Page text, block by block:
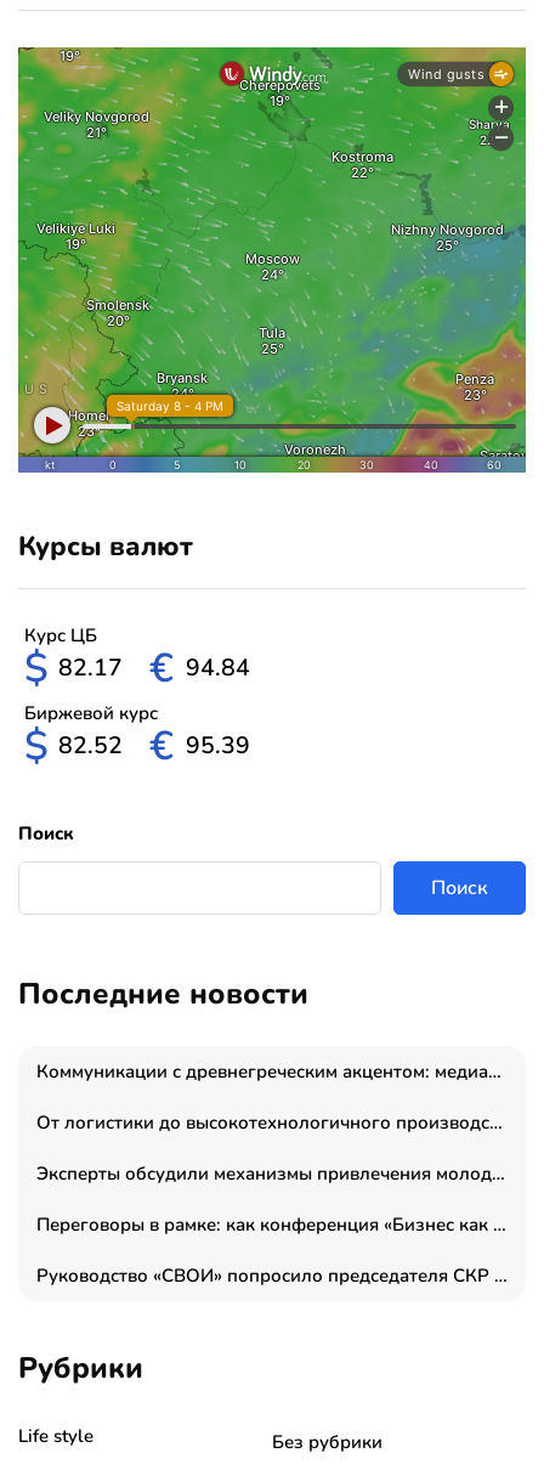
Курсы валют
Курс ЦБ
$ 82.17 € 94.84
Биржевой курс
$ 82.52 € 95.39
Поиск
Поиск
Последние новости
Коммуникации с древнегреческим акцентом: медиаменеджер и журналист Владимир Дергачев запустил коммуникационное агентство «Сократ 2.0»
От логистики до высокотехнологичного производства: как основатель “гагаринга” выстраивает экосистему безопасности и гражданских БПЛА
Эксперты обсудили механизмы привлечения молодых специалистов в промышленные города
Переговоры в рамке: как конференция «Бизнес как искусство» переформатирует деловой этикет в стенах ТПП РФ
Руководство «СВОИ» попросило председателя СКР дать правовую оценку обысков в тыловом штабе
Рубрики
Life style Без рубрики